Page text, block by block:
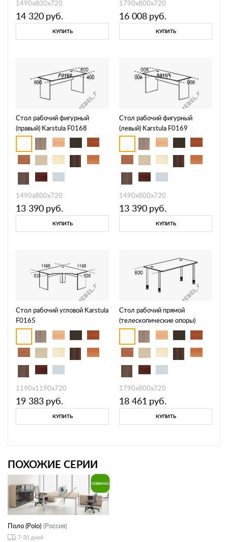
1490х800х720
14 320 руб.
КУПИТЬ
1790х800х720
16 008 руб.
КУПИТЬ
Стол рабочий фигурный
(правый) Karstula F0168
1490х800х720
13 390 руб.
КУПИТЬ
Стол рабочий фигурный
(левый) Karstula F0169
1490х800х720
13 390 руб.
КУПИТЬ
Стол рабочий угловой Karstula
F0165
1190х1190х720
19 383 руб.
КУПИТЬ
Стол рабочий прямой
(телескопические опоры)
Periscope F2103
1790х800х720
18 461 руб.
КУПИТЬ
ПОХОЖИЕ СЕРИИ
Поло (Polo) (Россия)
7-20 дней